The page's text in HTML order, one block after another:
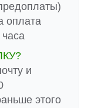
оплата
и
этого